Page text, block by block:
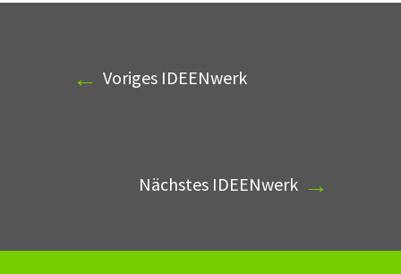
← Voriges IDEENwerk
Nächstes IDEENwerk →